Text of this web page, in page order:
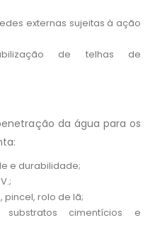
externas sujeitas à ação
de telhas de
da água para os
e durabilidade;
pincel, rolo de lã;
cimentícios e